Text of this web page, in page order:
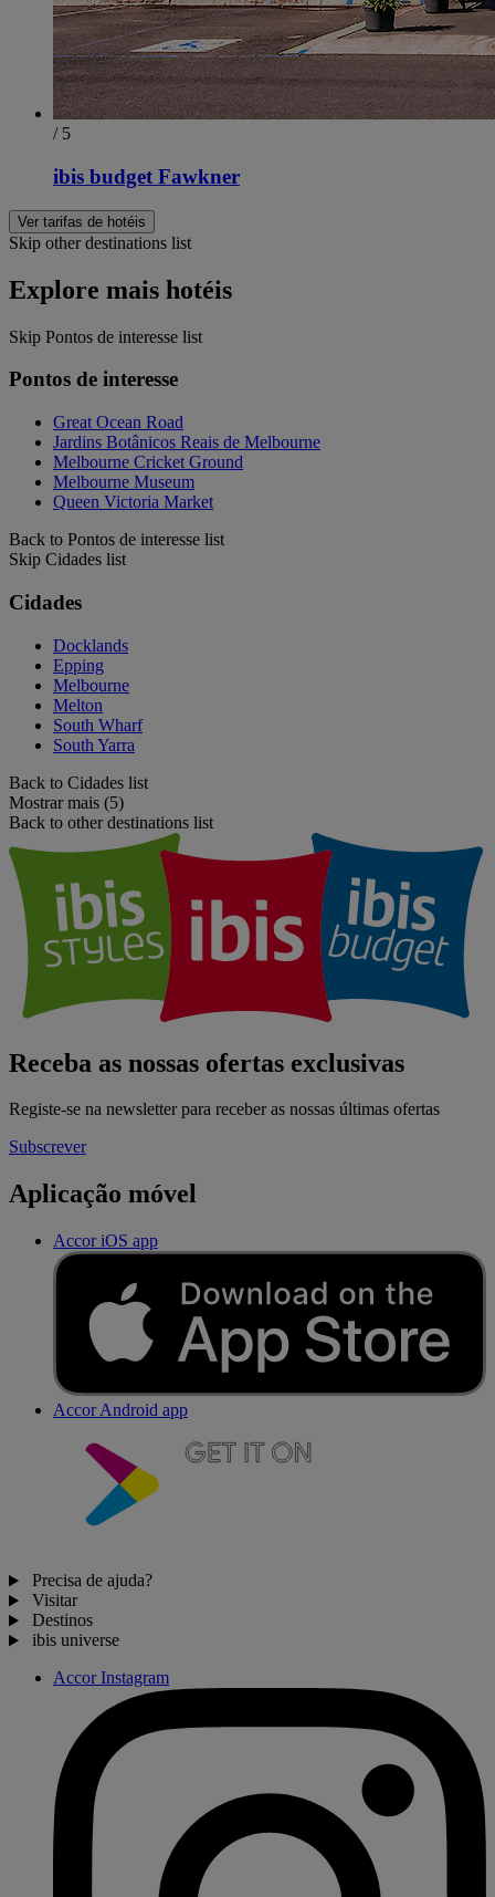
/ 5
ibis budget Fawkner
Ver tarifas de hotéis
Skip other destinations list
Explore mais hotéis
Skip Pontos de interesse list
Pontos de interesse
Great Ocean Road
Jardins Botânicos Reais de Melbourne
Melbourne Cricket Ground
Melbourne Museum
Queen Victoria Market
Back to Pontos de interesse list
Skip Cidades list
Cidades
Docklands
Epping
Melbourne
Melton
South Wharf
South Yarra
Back to Cidades list
Mostrar mais (5)
Back to other destinations list
Receba as nossas ofertas exclusivas
Registe-se na newsletter para receber as nossas últimas ofertas
Subscrever
Aplicação móvel
Accor iOS app
Accor Android app
Precisa de ajuda?
Visitar
Destinos
ibis universe
Accor Instagram